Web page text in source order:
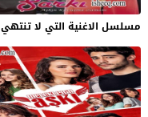
مسلسل الاغنية التي لا تنتهي